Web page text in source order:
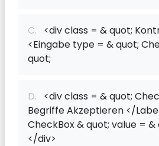
C. <div class = & quot;
<Eingabe type = & quot;
quot;
D. <div class = & quot;
Begriffe Akzeptieren </
CheckBox & quot; value =
</div>